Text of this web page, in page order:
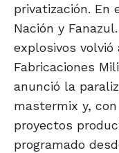
privatización. En
Nación y
explosivos volvió
Fabricaciones
anunció la
mastermix y,
proyectos
programado